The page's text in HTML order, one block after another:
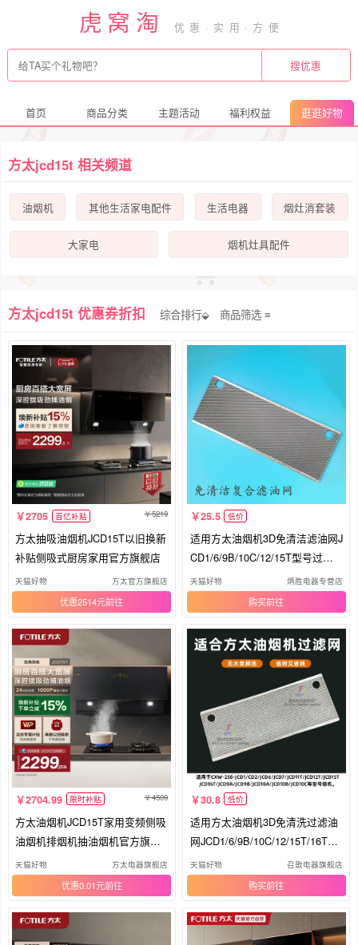
虎窝淘
首页 商品分类 主题活动 福利权益 逛逛好物
方太jcd15t 相关频道
油烟机 其他生活家电配件 生活电器 烟灶消套装
大家电 烟机灶具配件
方太jcd15t 优惠券折扣 综合排行⬙ 商品筛选
2705 百亿补贴 5219
方太抽吸油烟机JCD15T以旧换新
补贴侧吸式厨房家用官方旗舰店
天猫好物 方太官方旗舰店
优惠2514元
25.5 低价
适用方太油烟机3D免清洁滤油网J
CD1/6/9B/10C/12/15T型号过滤
网
天猫好物 炳胜电器专营店
购买
2704.99 限时补贴 4509
方太油烟机JCD15T家用变频侧吸
油烟机排烟机抽油烟机官方旗舰
店
天猫好物 方太电器旗舰店
优惠0.01元
30.8 低价
适用方太油烟机3D免清洗过滤油
网JCD1/6/9B/10C/12/15T/16T过
滤网
天猫好物 召歌电器旗舰店
购买